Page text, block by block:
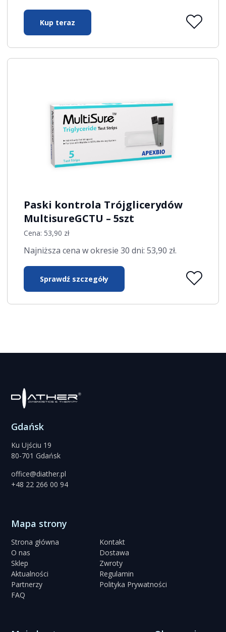
Kup teraz
Paski kontrola Trójglicerydów
MultisureGCTU – 5szt
Cena: 53,90 zł
Najniższa cena w okresie 30 dni:53,90 zł.
Sprawdź szczegóły
Gdańsk
Ku Ujściu 19
80-701 Gdańsk
office@diather.pl
+48 22 266 00 94
Mapa strony
Strona główna
O nas
Sklep
Aktualności
Partnerzy
FAQ
Kontakt
Dostawa
Zwroty
Regulamin
Polityka Prywatności